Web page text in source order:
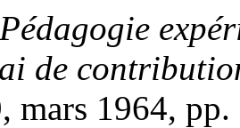
Pédagogie
de
mars 1964,